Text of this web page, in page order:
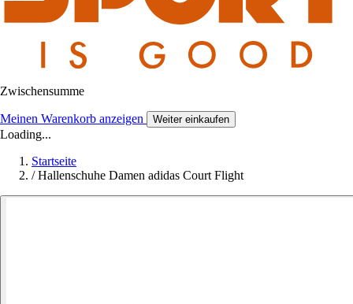
Zwischensumme
Meinen Warenkorb anzeigen Weiter einkaufen
Loading...
Startseite
/ Hallenschuhe Damen adidas Court Flight